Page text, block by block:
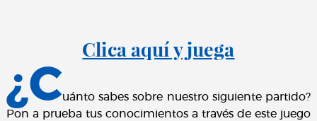
Clica aquí y juega
¿Cuánto sabes sobre nuestro siguiente partido?
Pon a prueba tus conocimientos a través de este juego